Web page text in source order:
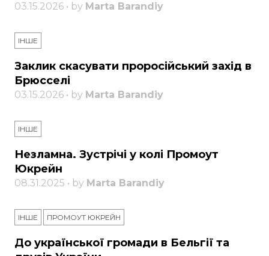
03.15.2026 • by Marta Barandiy
ІНШЕ
Заклик скасувати проросійський захід в
Брюсселі
03.15.2026 • by Marta Barandiy
ІНШЕ
Незламна. Зустрічі у колі Промоут
Юкрейн
08.31.2025 • by Marta Barandiy
ІНШЕ ПРОМОУТ ЮКРЕЙН
До української громади в Бельгії та